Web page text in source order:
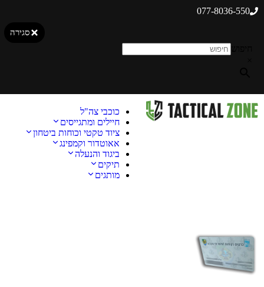
077-8036-550
סגירה
כוכבי צה"ל
חיילים ומתגייסים
ציוד טקטי וכוחות ביטחון
אאוטדור וקמפינג
ביגוד והנעלה
תיקים
מותגים